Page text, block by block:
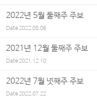
2022년 5월 둘째주 주보
Date2022.05.06
2021년 12월 둘째주 주보
Date2021.12.10
2022년 7월 넷째주 주보
Date2022.07.22